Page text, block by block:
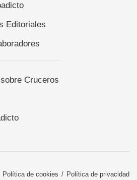
Editoriales
Cruceros
Política de cookies Política de privacidad